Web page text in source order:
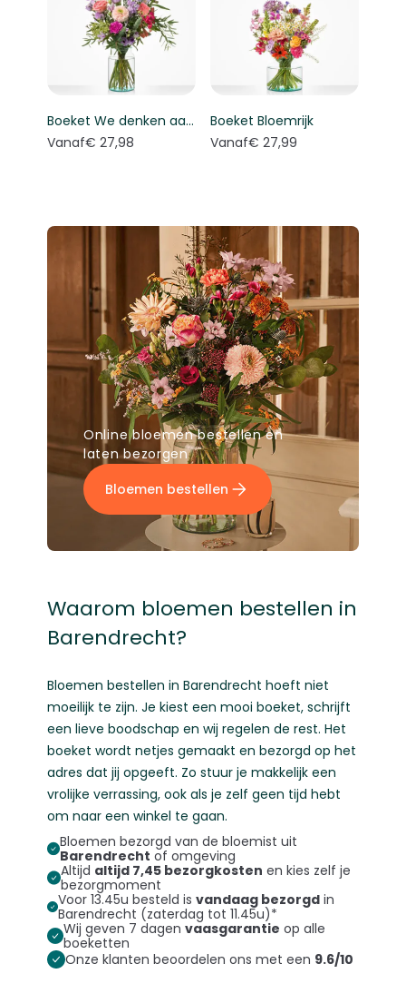
Boeket We denken aan je
Vanaf€ 27,98
Boeket Bloemrijk
Vanaf€ 27,99
Online bloemen bestellen en
laten bezorgen
Bloemen bestellen
Waarom bloemen bestellen in
Barendrecht?
Bloemen bestellen in Barendrecht hoeft niet
moeilijk te zijn. Je kiest een mooi boeket, schrijft
een lieve boodschap en wij regelen de rest. Het
boeket wordt netjes gemaakt en bezorgd op het
adres dat jij opgeeft. Zo stuur je makkelijk een
vrolijke verrassing, ook als je zelf geen tijd hebt
om naar een winkel te gaan.
Bloemen bezorgd van de bloemist uit
Barendrecht of omgeving
Altijd altijd 7,45 bezorgkosten en kies zelf je
bezorgmoment
Voor 13.45u besteld isvandaag bezorgd in
Barendrecht (zaterdag tot 11.45u)*
Wij geven 7 dagen vaasgarantie op alle
boeketten
Onze klanten beoordelen ons met een 9.6/10